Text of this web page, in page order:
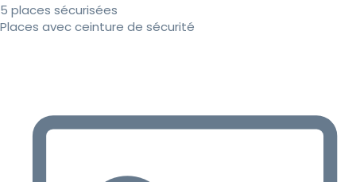
5 places sécurisées
Places avec ceinture de sécurité